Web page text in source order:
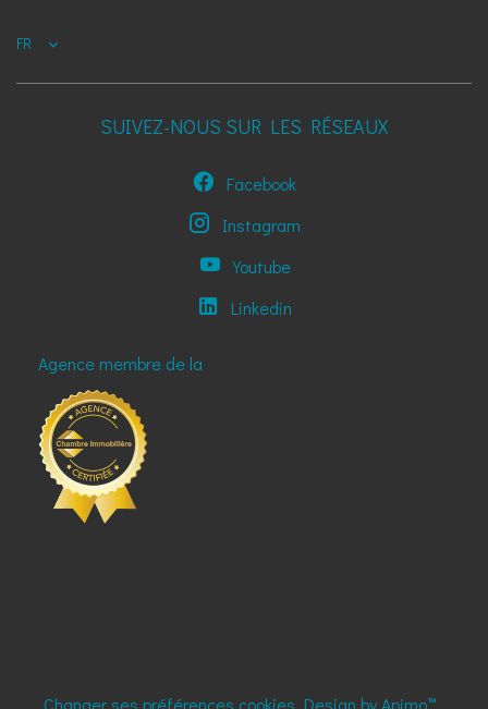
FR
SUIVEZ-NOUS SUR LES RÉSEAUX
Facebook
Instagram
Youtube
Linkedin
Agence membre de la
Changer ses préférences cookies Design by Apimo™